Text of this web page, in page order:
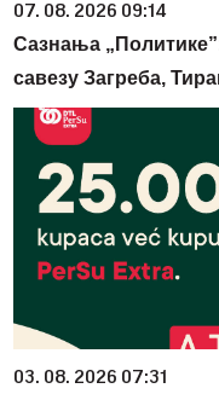
07. 08. 2026 09:14
Сазнања
савезу Загреба,
03. 08. 2026 07:31